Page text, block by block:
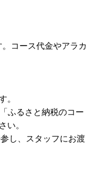
コース代金やアラカ
。
ふるさと納税のコー
い。
し、スタッフにお渡